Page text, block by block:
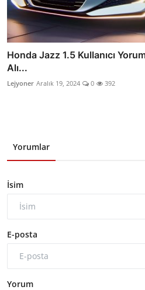
Honda Jazz 1.5 Kullanıcı
Alı...
Lejyoner Aralık 19, 2024 0 392
Yorumlar
İsim
E-posta
Yorum